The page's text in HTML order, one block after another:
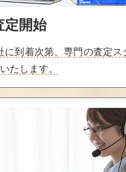
定開始
に到着次第、専門の査定ス
たします。